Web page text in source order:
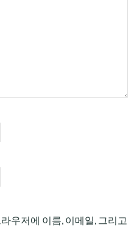
우저에 이름, 이메일, 그리고